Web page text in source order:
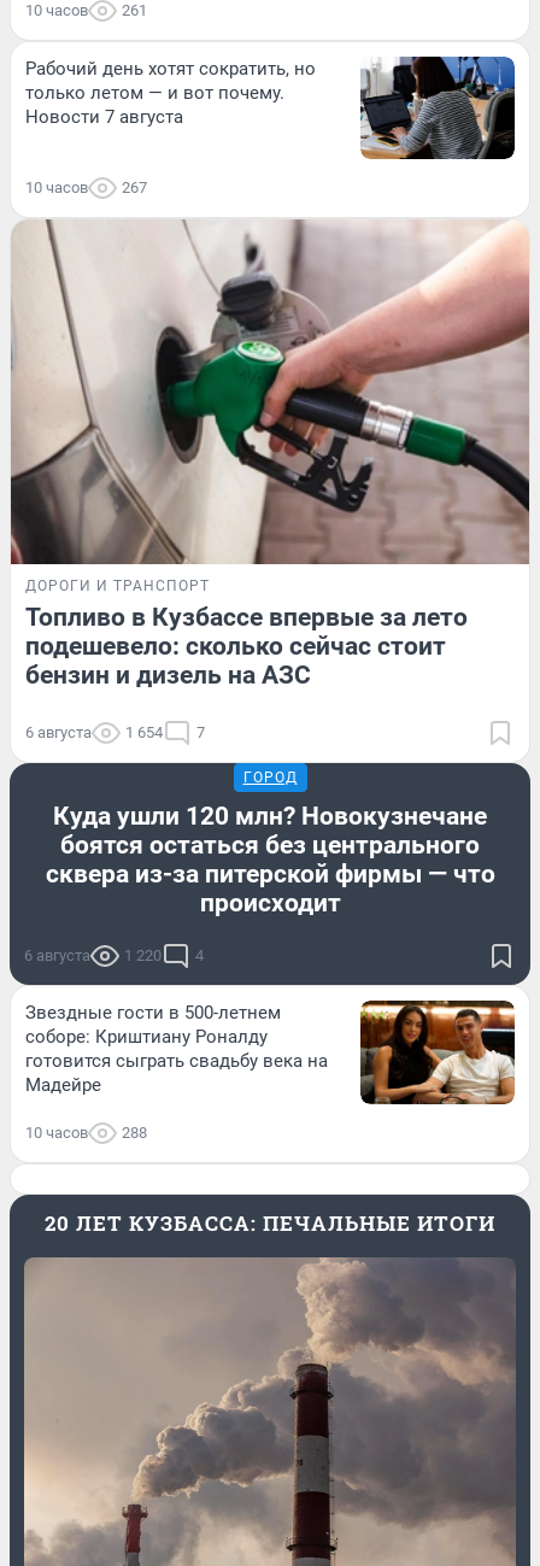
10 часов 261
Рабочий день хотят сократить, но
только летом — и вот почему.
Новости 7 августа
10 часов 267
ДОРОГИ И ТРАНСПОРТ
Топливо в Кузбассе впервые за лето
подешевело: сколько сейчас стоит
бензин и дизель на АЗС
6 августа 1 654 7
ГОРОД
Куда ушли 120 млн? Новокузнечане
боятся остаться без центрального
сквера из-за питерской фирмы — что
происходит
6 августа 1 220 4
Звездные гости в 500-летнем
соборе: Криштиану Роналду
готовится сыграть свадьбу века на
Мадейре
10 часов 288
20 ЛЕТ КУЗБАССА: ПЕЧАЛЬНЫЕ ИТОГИ